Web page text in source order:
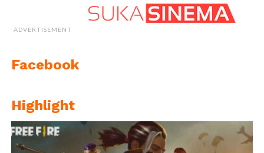
ADVERTISEMENT
Facebook
Highlight